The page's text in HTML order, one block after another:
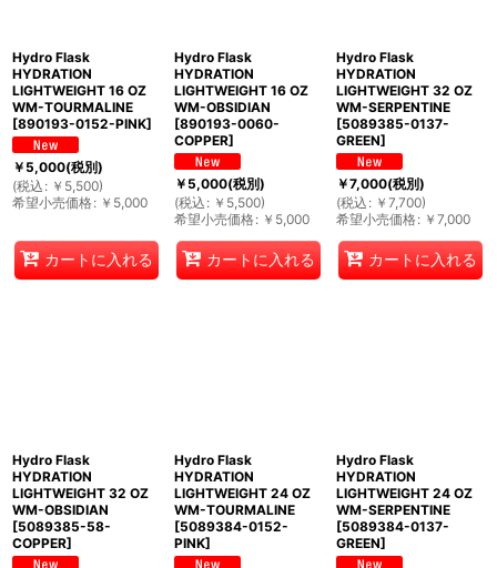
Hydro Flask
HYDRATION
LIGHTWEIGHT 16 OZ
WM-TOURMALINE
[890193-0152-PINK]
￥5,000(税別)
(税込 : ￥ 5,500)
希望小売価格: ￥ 5,000
カートに入れる
Hydro Flask
HYDRATION
LIGHTWEIGHT 16 OZ
WM-OBSIDIAN
[890193-0060-
COPPER]
￥5,000(税別)
(税込 : ￥ 5,500)
希望小売価格: ￥ 5,000
カートに入れる
Hydro Flask
HYDRATION
LIGHTWEIGHT 32 OZ
WM-SERPENTINE
[5089385-0137-
GREEN]
￥7,000(税別)
(税込 : ￥ 7,700)
希望小売価格: ￥ 7,000
カートに入れる
Hydro Flask
HYDRATION
LIGHTWEIGHT 32 OZ
WM-OBSIDIAN
[5089385-58-
COPPER]
Hydro Flask
HYDRATION
LIGHTWEIGHT 24 OZ
WM-TOURMALINE
[5089384-0152-
PINK]
Hydro Flask
HYDRATION
LIGHTWEIGHT 24 OZ
WM-SERPENTINE
[5089384-0137-
GREEN]